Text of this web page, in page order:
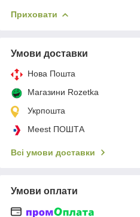
Приховати
Умови доставки
Нова Пошта
Магазини Rozetka
Укрпошта
Meest ПОШТА
Всі умови доставки
Умови оплати